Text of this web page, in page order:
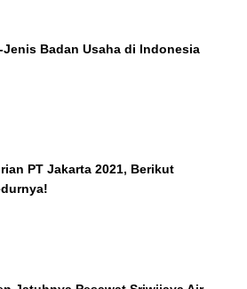
Badan Usaha di Indonesia
PT Jakarta 2021, Berikut